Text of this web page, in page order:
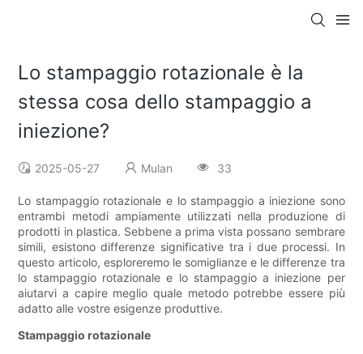
Lo stampaggio rotazionale è la
stessa cosa dello stampaggio a
iniezione?
2025-05-27 Mulan 33
Lo stampaggio rotazionale e lo stampaggio a iniezione sono
entrambi metodi ampiamente utilizzati nella produzione di
prodotti in plastica. Sebbene a prima vista possano sembrare
simili, esistono differenze significative tra i due processi. In
questo articolo, esploreremo le somiglianze e le differenze tra
lo stampaggio rotazionale e lo stampaggio a iniezione per
aiutarvi a capire meglio quale metodo potrebbe essere più
adatto alle vostre esigenze produttive.
Stampaggio rotazionale